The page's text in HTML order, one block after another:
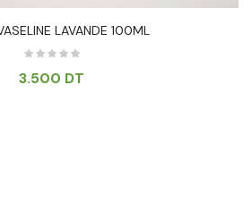
LAVANDE 100ML
3.500 DT